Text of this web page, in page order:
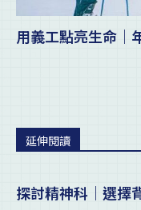
用義工點亮生命｜
延伸閱讀
探討精神科｜選擇